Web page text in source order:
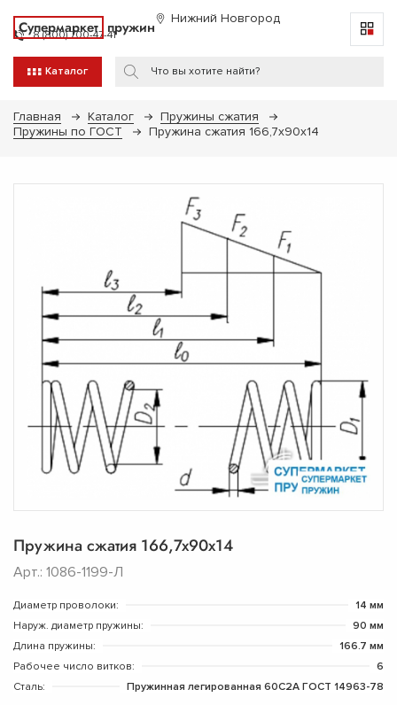
Супермаркет пружин Нижний Новгород
8 (800) 700-47-41
Каталог
Главная Каталог
Пружины сжатия
Пружины по ГОСТ
Пружина сжатия 166,7х90х14
Пружина сжатия 166,7х90х14
Арт.: 1086-1199-Л
Диаметр проволоки:
14 мм
Наруж. диаметр пружины:
90 мм
Длина пружины:
166.7 мм
Рабочее число витков:
6
Сталь:
Пружинная легированная 60С2А ГОСТ 14963-78